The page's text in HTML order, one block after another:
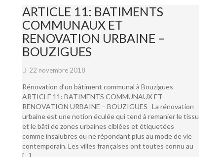
ARTICLE 11: BATIMENTS
COMMUNAUX ET
RENOVATION URBAINE –
BOUZIGUES
22 novembre 2018
Rénovation d’un bâtiment communal à Bouzigues
ARTICLE 11: BATIMENTS COMMUNAUX ET
RENOVATION URBAINE – BOUZIGUES La rénovation
urbaine est une notion éculée qui tend à remanier le tissu
et le bâti de zones urbaines ciblées et étiquetées
comme insalubres ou ne répondant plus au mode de vie
contemporain. Les villes françaises ont toutes connu au